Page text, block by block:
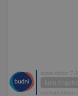
letzte Aktion
kein
nächste Aktion